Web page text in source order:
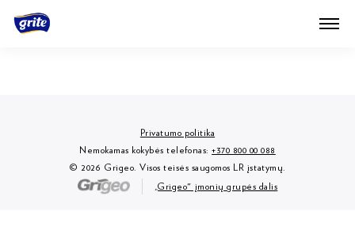
Privatumo politika
Nemokamas kokybės telefonas:+370 800 00 088
© 2026 Grigeo. Visos teisės saugomos LR įstatymų.
„Grigeo" įmonių grupės dalis